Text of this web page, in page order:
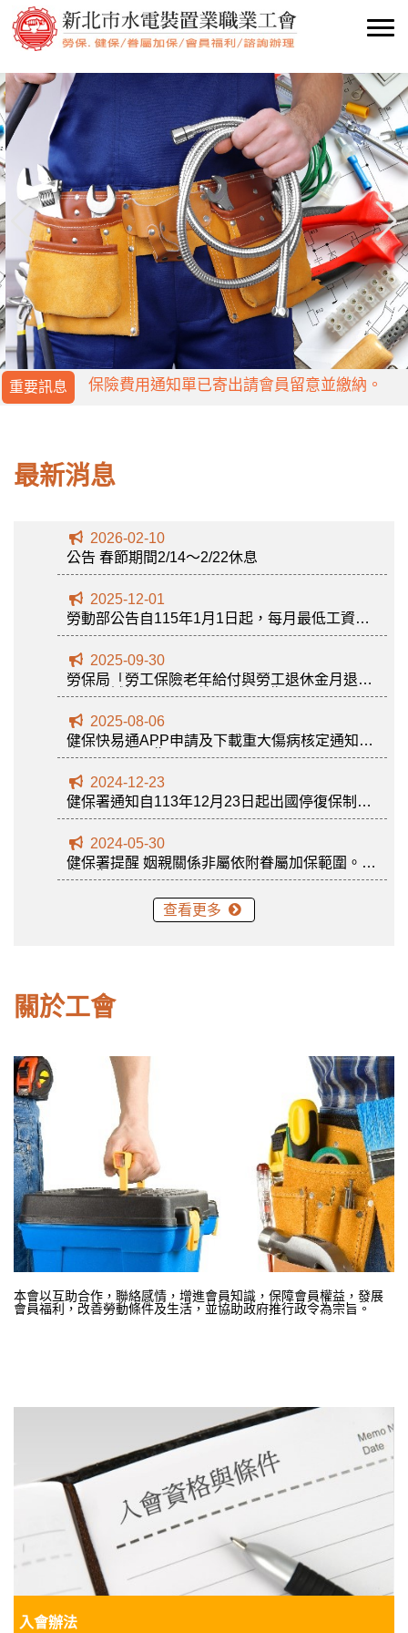
重要訊息
保險費用通知單已寄出請會員留意並繳納。
保險費用通知單已寄出請會員留意並繳納。
最新消息
2026-02-10
公告 春節期間2/14～2/22休息
2025-12-01
勞動部公告自115年1月1日起，每月最低工資調
升至29,500元
2025-09-30
勞保局「勞工保險老年給付與勞工退休金月退休
金整合試算」最新上線。發布日期：2025-09-30
2025-08-06
健保快易通APP申請及下載重大傷病核定通知書
步驟。發布日期 2025-08-06
2024-12-23
健保署通知自113年12月23日起出國停復保制度
取消
2024-05-30
健保署提醒 姻親關係非屬依附眷屬加保範圍。發
布日期：2024-05-30
查看更多
關於工會
本會以互助合作，聯絡感情，增進會員知識，保障會員權益，發展
會員福利，改善勞動條件及生活，並協助政府推行政令為宗旨。
入會辦法